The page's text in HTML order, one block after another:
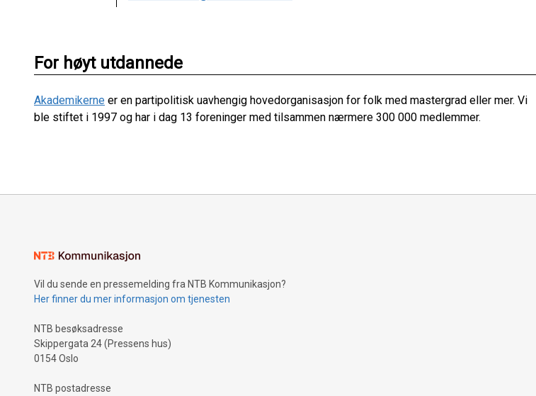
For høyt utdannede
Akademikerne er en partipolitisk uavhengig hovedorganisasjon for folk med mastergrad eller mer. Vi
ble stiftet i 1997 og har i dag 13 foreninger med tilsammen nærmere 300 000 medlemmer.
Vil du sende en pressemelding fra NTB Kommunikasjon?
Her finner du mer informasjon om tjenesten
NTB besøksadresse
Skippergata 24 (Pressens hus)
0154 Oslo
NTB postadresse